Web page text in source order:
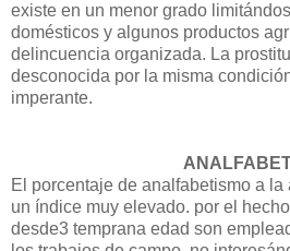
existe en un menor grado
domésticos y algunos productos
delincuencia organizada. La
desconocida por la misma
imperante.
El porcentaje de analfabetismo a
un índice muy elevado. por el
desde3 temprana edad son